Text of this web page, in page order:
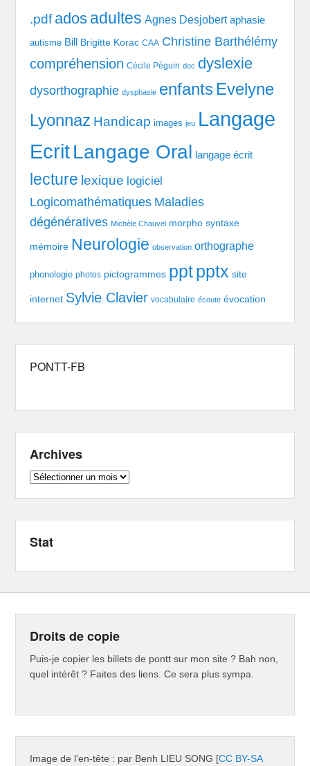
.pdf ados adultes Agnes Desjobert aphasie
autisme Bill Brigitte Korac CAA Christine Barthélémy
compréhension Cécile Péguin doc dyslexie
dysorthographie dysphasie enfants Evelyne
Lyonnaz Handicap images jeu Langage
EcritLangage Oral langage écrit
lecture lexique logiciel
Logicomathématiques Maladies
dégénératives Michèle Chauvel morpho syntaxe
mémoire Neurologie observation orthographe
phonologie photos pictogrammes pptpptx site
internet Sylvie Clavier vocabulaire écoute évocation
PONTT-FB
Archives
Archives
Stat
Droits de copie
Puis-je copier les billets de pontt sur mon site ? Bah non,
quel intérêt ? Faites des liens. Ce sera plus sympa.
Image de l'en-tête : par Benh LIEU SONG [CC BY-SA